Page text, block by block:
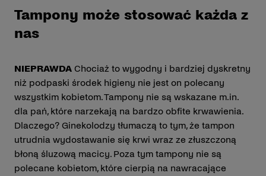
Tampony może stosować każda z
nas
NIEPRAWDA Chociaż to wygodny i bardziej dyskretny
niż podpaski środek higieny nie jest on polecany
wszystkim kobietom. Tampony nie są wskazane m.in.
dla pań, które narzekają na bardzo obfite krwawienia.
Dlaczego? Ginekolodzy tłumaczą to tym, że tampon
utrudnia wydostawanie się krwi wraz ze złuszczoną
błoną śluzową macicy. Poza tym tampony nie są
polecane kobietom, które cierpią na nawracające